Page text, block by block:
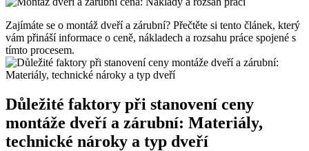
Zajímáte se o montáž dveří a zárubní? Přečtěte si tento článek, který
vám přináší informace o ceně, nákladech a rozsahu práce spojené s
tímto procesem.
Důležité faktory při stanovení ceny
montáže dveří a zárubní: Materiály,
technické nároky a typ dveří